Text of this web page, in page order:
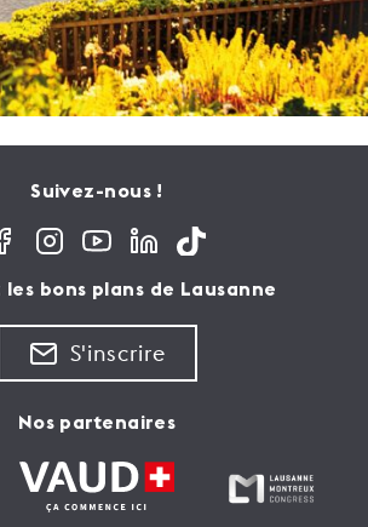
Suivez-nous !
les bons plans de Lausanne
S'inscrire
Nos partenaires